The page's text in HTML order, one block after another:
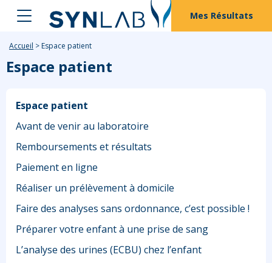
Mes Résultats
Accueil > Espace patient
Espace patient
Espace patient
Avant de venir au laboratoire
Remboursements et résultats
Paiement en ligne
Réaliser un prélèvement à domicile
Faire des analyses sans ordonnance, c’est possible !
Préparer votre enfant à une prise de sang
L’analyse des urines (ECBU) chez l’enfant